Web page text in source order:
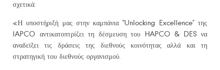
σχετικά:
«Η υποστήριξή μας στην καμπάνια“Unlocking Excellence”της
IAPCO αντικατοπτρίζει τη δέσμευση του HAPCO & DES να
αναδείξει τις δράσεις της διεθνούς κοινότητας αλλά και τη
στρατηγική του διεθνούς οργανισμού.